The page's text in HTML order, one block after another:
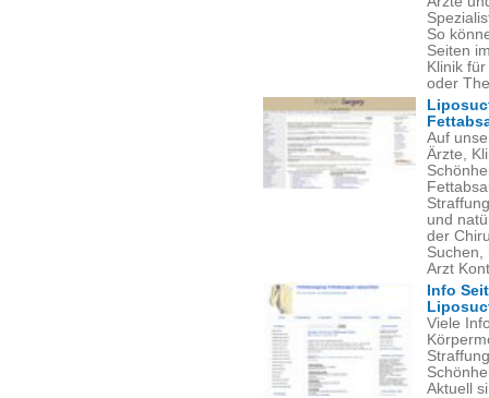
So
Seiten
Klinik
oder
Auf
Ärzte,
und
der
Suchen,
Arzt
Info
Viele
Aktuell